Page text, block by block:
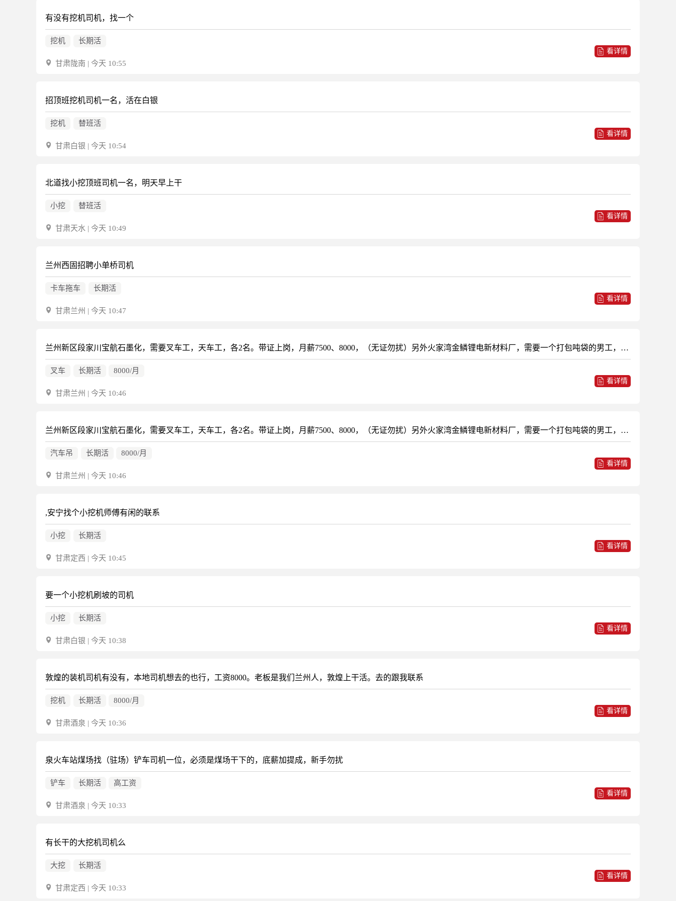
有没有挖机司机，找一个
挖机 长期活
甘肃陇南 | 今天 10:55
看详情
招顶班挖机司机一名，活在白银
挖机 替班活
甘肃白银 | 今天 10:54
看详情
北道找小挖顶班司机一名，明天早上干
小挖 替班活
甘肃天水 | 今天 10:49
看详情
兰州西固招聘小单桥司机
卡车拖车 长期活
甘肃兰州 | 今天 10:47
看详情
兰州新区段家川宝航石墨化，需要叉车工，天车工，各2名。带证上岗，月薪7500、8000，（无证勿扰）另外火家湾金鳞锂电新材料厂，需要一个打包吨袋的男工，有工作经验的优先，月薪6000详情来电，要个司机
叉车 长期活 8000/月
甘肃兰州 | 今天 10:46
看详情
兰州新区段家川宝航石墨化，需要叉车工，天车工，各2名。带证上岗，月薪7500、8000，（无证勿扰）另外火家湾金鳞锂电新材料厂，需要一个打包吨袋的男工，有工作经验的优先，月薪6000详情来电，要司机
汽车吊 长期活 8000/月
甘肃兰州 | 今天 10:46
看详情
,安宁找个小挖机师傅有闲的联系
小挖 长期活
甘肃定西 | 今天 10:45
看详情
要一个小挖机刷坡的司机
小挖 长期活
甘肃白银 | 今天 10:38
看详情
敦煌的装机司机有没有，本地司机想去的也行，工资8000。老板是我们兰州人，敦煌上干活。去的跟我联系
挖机 长期活 8000/月
甘肃酒泉 | 今天 10:36
看详情
泉火车站煤场找（驻场）铲车司机一位，必须是煤场干下的，底薪加提成，新手勿扰
铲车 长期活 高工资
甘肃酒泉 | 今天 10:33
看详情
有长干的大挖机司机么
大挖 长期活
甘肃定西 | 今天 10:33
看详情